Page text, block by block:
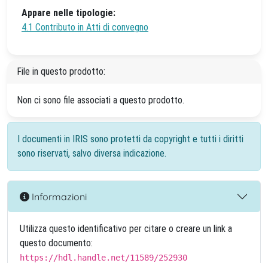
Appare nelle tipologie:
4.1 Contributo in Atti di convegno
File in questo prodotto:
Non ci sono file associati a questo prodotto.
I documenti in IRIS sono protetti da copyright e tutti i diritti
sono riservati, salvo diversa indicazione.
Informazioni
Utilizza questo identificativo per citare o creare un link a
questo documento:
https://hdl.handle.net/11589/252930